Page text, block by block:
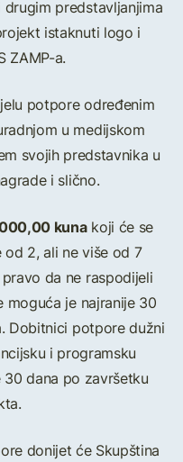
predstavljanjima
istaknuti logo i
ZAMP-a.
potpore određenim
u medijskom
svojih predstavnika u
i slično.
kunakoji će se
od 2, ali ne više od 7
da ne raspodijeli
je najranije 30
Dobitnici potpore dužni
i programsku
dana po završetku
donijet će Skupština